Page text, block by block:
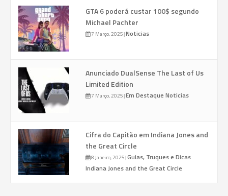
GTA 6 poderá custar 100$ segundo
Michael Pachter
7 Março, 2025|Noticias
Anunciado DualSense The Last of Us
Limited Edition
7 Março, 2025|Em Destaque Noticias
Cifra do Capitão em Indiana Jones and
the Great Circle
8 Janeiro, 2025|Guias, Truques e Dicas
Indiana Jones and the Great Circle